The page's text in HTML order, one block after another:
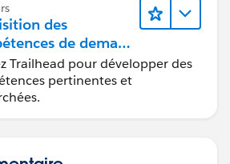
des
de demain
Trailhead pour développer des
pertinentes et